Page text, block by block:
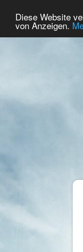
Diese Website
von Anzeigen.
Home